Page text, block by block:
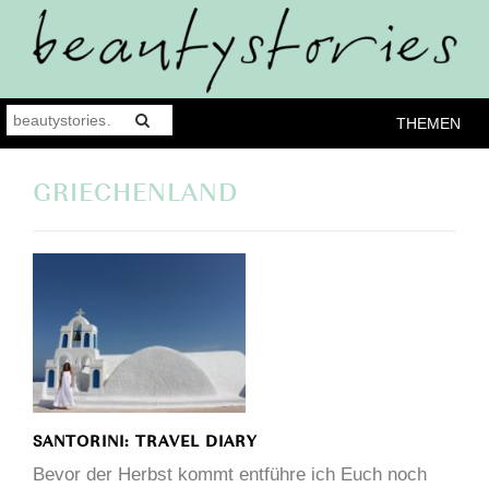
THEMEN
GRIECHENLAND
SANTORINI: TRAVEL DIARY
Bevor der Herbst kommt entführe ich Euch noch